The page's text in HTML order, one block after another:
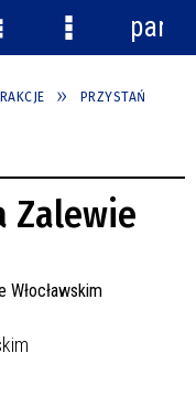
PRZYSTAŃ
Zalewie
Menu
szczegółowe
panel